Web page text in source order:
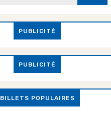
PUBLICITÉ
PUBLICITÉ
BILLETS POPULAIRES